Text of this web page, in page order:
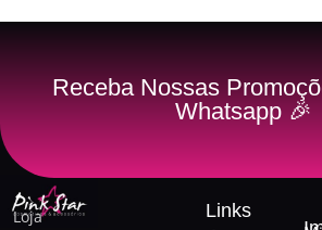
Receba Nossas
Whatsapp 🎉
Loja
Links